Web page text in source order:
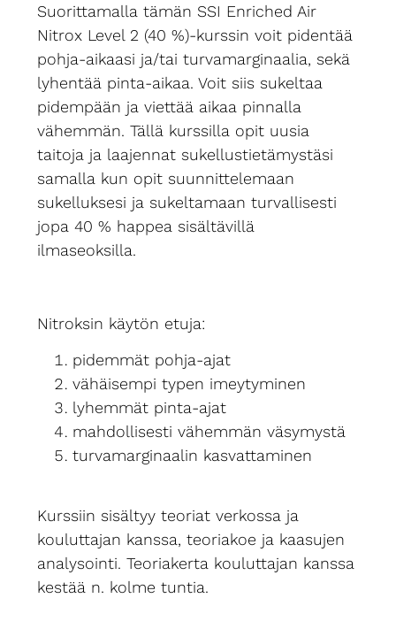
Suorittamalla tämän SSI Enriched Air
Nitrox Level 2 (40 %)-kurssin voit pidentää
pohja-aikaasi ja/tai turvamarginaalia, sekä
lyhentää pinta-aikaa. Voit siis sukeltaa
pidempään ja viettää aikaa pinnalla
vähemmän. Tällä kurssilla opit uusia
taitoja ja laajennat sukellustietämystäsi
samalla kun opit suunnittelemaan
sukelluksesi ja sukeltamaan turvallisesti
jopa 40 % happea sisältävillä
ilmaseoksilla.
Nitroksin käytön etuja:
pidemmät pohja-ajat
vähäisempi typen imeytyminen
lyhemmät pinta-ajat
mahdollisesti vähemmän väsymystä
turvamarginaalin kasvattaminen
Kurssiin sisältyy teoriat verkossa ja
kouluttajan kanssa, teoriakoe ja kaasujen
analysointi. Teoriakerta kouluttajan kanssa
kestää n. kolme tuntia.